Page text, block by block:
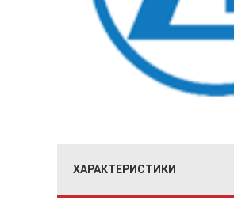
ХАРАКТЕРИСТИКИ